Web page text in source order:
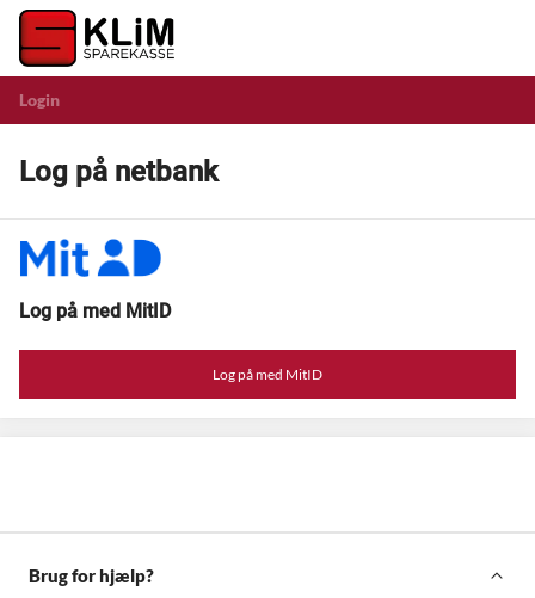
Login
Log på netbank
Log på med MitID
Log på med MitID
Brug for hjælp?